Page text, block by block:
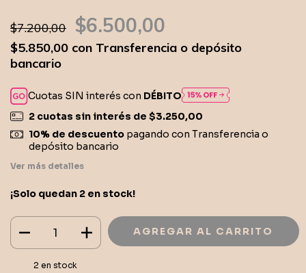
$7.200,00 $6.500,00
$5.850,00 con Transferencia o depósito
bancario
Cuotas SIN interés con DÉBITO
2 cuotas sin interés de $3.250,00
10% de descuentopagando con Transferencia o
depósito bancario
Ver más detalles
¡Solo quedan 2 en stock!
2 en stock